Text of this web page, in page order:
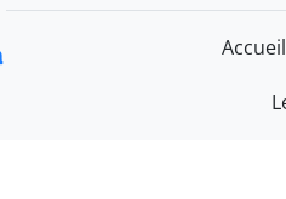
Accueil